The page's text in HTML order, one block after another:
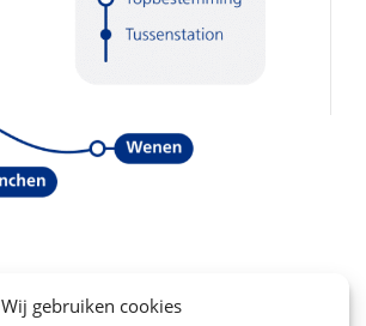
Wij gebruiken cookies